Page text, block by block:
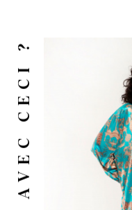
ET AVEC CECI ?